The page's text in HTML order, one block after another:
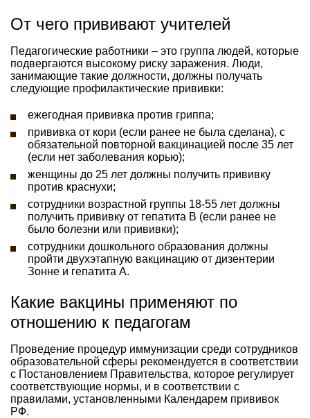
От чего прививают учителей
Педагогические работники – это группа людей, которые
подвергаются высокому риску заражения. Люди,
занимающие такие должности, должны получать
следующие профилактические прививки:
ежегодная прививка против гриппа;
прививка от кори (если ранее не была сделана), с
обязательной повторной вакцинацией после 35 лет
(если нет заболевания корью);
женщины до 25 лет должны получить прививку
против краснухи;
сотрудники возрастной группы 18-55 лет должны
получить прививку от гепатита В (если ранее не
было болезни или прививки);
сотрудники дошкольного образования должны
пройти двухэтапную вакцинацию от дизентерии
Зонне и гепатита А.
Какие вакцины применяют по
отношению к педагогам
Проведение процедур иммунизации среди сотрудников
образовательной сферы рекомендуется в соответствии
с Постановлением Правительства, которое регулирует
соответствующие нормы, и в соответствии с
правилами, установленными Календарем прививок
РФ.